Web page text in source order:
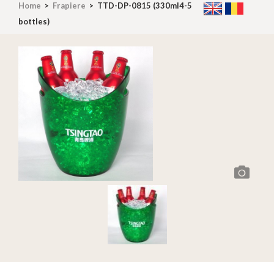
Home > Frapiere > TTD-DP-0815 (330ml4-5
bottles)